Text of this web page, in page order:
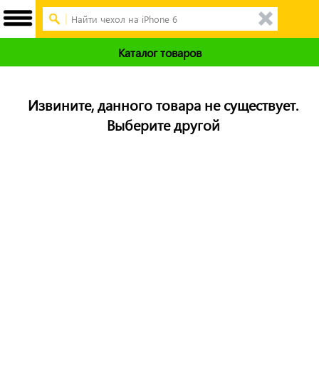
Каталог товаров
Извините, данного товара не существует.
Выберите другой